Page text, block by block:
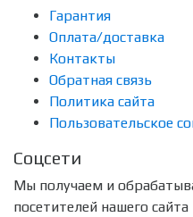
Гарантия
Оплата/доставка
Контакты
Обратная связь
Политика сайта
Пользовательское
Соцсети
Мы получаем и
посетителей нашего